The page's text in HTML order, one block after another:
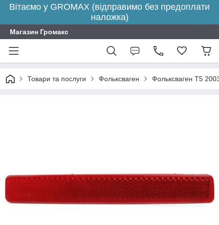
Вітаємо у GROMAX (відправимо без предоплати
наложка)
Магазин Громакс
Товари та послуги Фольксваген Фольксваген Т5